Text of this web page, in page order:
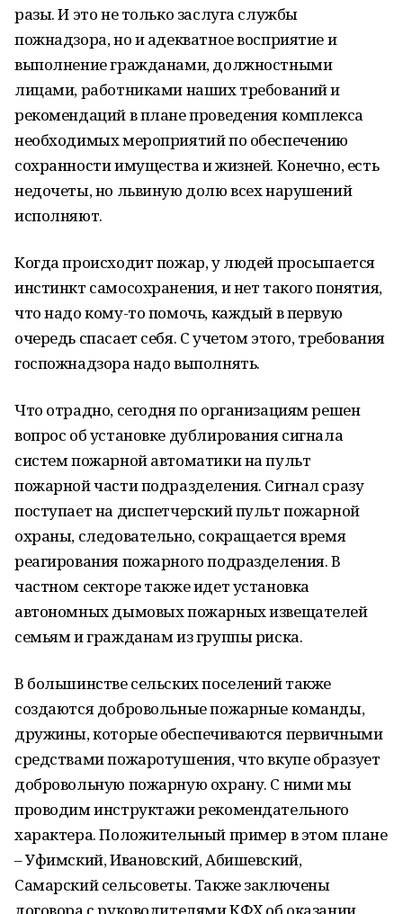
разы. И это не только заслуга службы
пожнадзора, но и адекватное восприятие и
выполнение гражданами, должностными
лицами, работниками наших требований и
рекомендаций в плане проведения комплекса
необходимых мероприятий по обеспечению
сохранности имущества и жизней. Конечно, есть
недочеты, но львиную долю всех нарушений
исполняют.
Когда происходит пожар, у людей просыпается
инстинкт самосохранения, и нет такого понятия,
что надо кому-то помочь, каждый в первую
очередь спасает себя. С учетом этого, требования
госпожнадзора надо выполнять.
Что отрадно, сегодня по организациям решен
вопрос об установке дублирования сигнала
систем пожарной автоматики на пульт
пожарной части подразделения. Сигнал сразу
поступает на диспетчерский пульт пожарной
охраны, следовательно, сокращается время
реагирования пожарного подразделения. В
частном секторе также идет установка
автономных дымовых пожарных извещателей
семьям и гражданам из группы риска.
В большинстве сельских поселений также
создаются добровольные пожарные команды,
дружины, которые обеспечиваются первичными
средствами пожаротушения, что вкупе образует
добровольную пожарную охрану. С ними мы
проводим инструктажи рекомендательного
характера. Положительный пример в этом плане
– Уфимский, Ивановский, Абишевский,
Самарский сельсоветы. Также заключены